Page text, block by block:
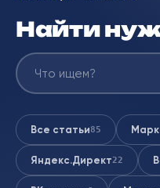
Найти
Все статьи85
Яндекс.Директ22